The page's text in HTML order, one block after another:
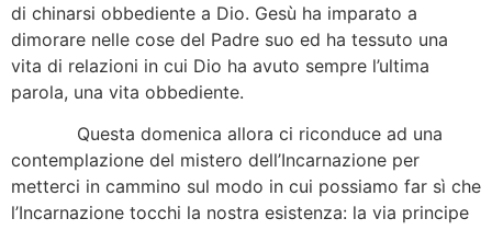
di chinarsi obbediente a Dio. Gesù ha imparato a
dimorare nelle cose del Padre suo ed ha tessuto una
vita di relazioni in cui Dio ha avuto sempre l’ultima
parola, una vita obbediente.
Questa domenica allora ci riconduce ad una
contemplazione del mistero dell’Incarnazione per
metterci in cammino sul modo in cui possiamo far sì che
l’Incarnazione tocchi la nostra esistenza: la via principe